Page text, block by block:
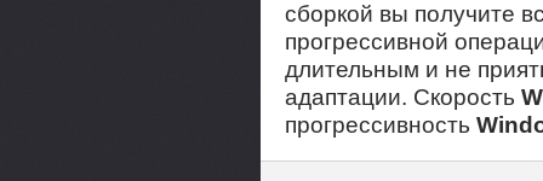
сборкой вы получите
прогрессивной
длительным и не
адаптации. Скорость
прогрессивность